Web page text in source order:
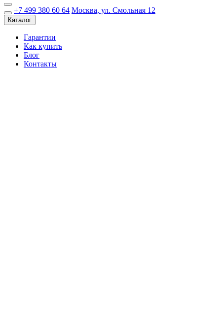
+7 499 380 60 64 Москва, ул. Смольная 12
Каталог
Гарантии
Как купить
Блог
Контакты